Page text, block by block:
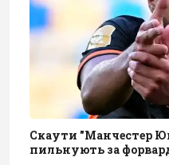
Скаути "Манчестер
пильнують за